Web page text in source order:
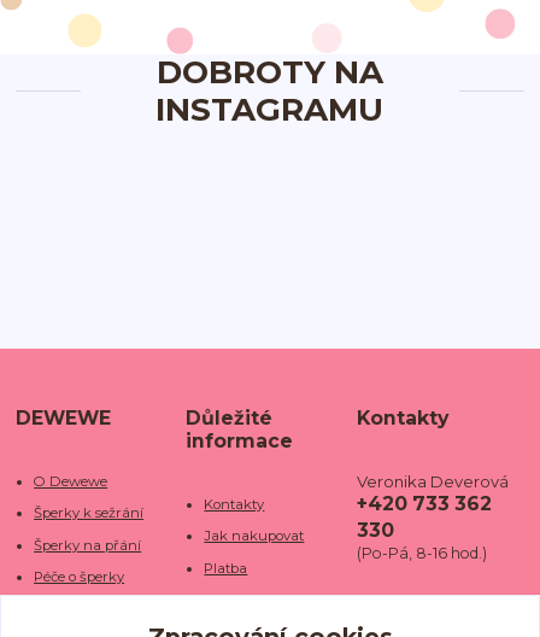
DOBROTY NA
INSTAGRAMU
DEWEWE
O Dewewe
Šperky k sežrání
Šperky na přání
Péče o šperky
Důležité
informace
Kontakty
Jak nakupovat
Platba
Doba dodání
Doprava
Kontakty
Veronika Deverová
+420 733 362
330
(Po-Pá, 8-16 hod.)
we.cz